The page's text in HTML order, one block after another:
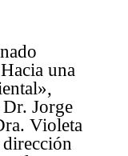
una
Jorge
Violeta